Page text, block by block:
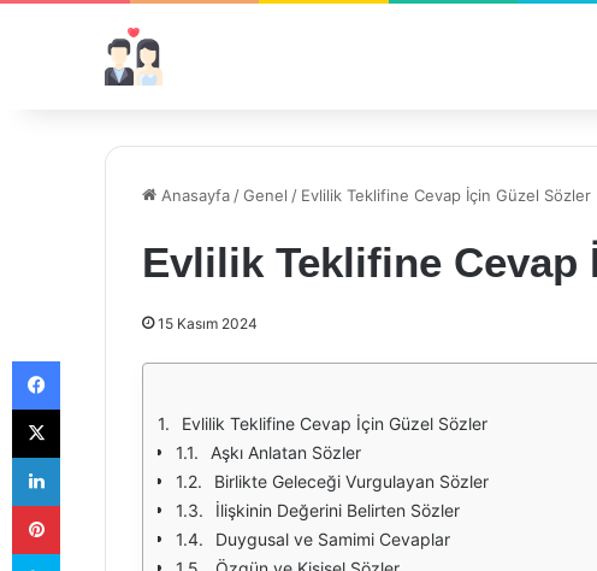
Anasayfa /Genel / Evlilik Teklifine Cevap İçin Güzel Sözler
Evlilik Teklifine Cevap
15 Kasım 2024
Evlilik Teklifine Cevap İçin Güzel Sözler
Aşkı Anlatan Sözler
Birlikte Geleceği Vurgulayan Sözler
İlişkinin Değerini Belirten Sözler
Duygusal ve Samimi Cevaplar
Facebook
X
LinkedIn
Pinterest
Skype